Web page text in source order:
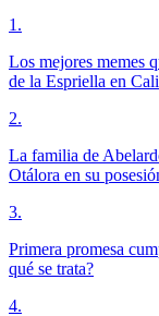
1 .
Los mejores memes
de la Espriella en Cali
2.
La familia de
Otálora en su
3.
Primera promesa
qué se trata?
4.